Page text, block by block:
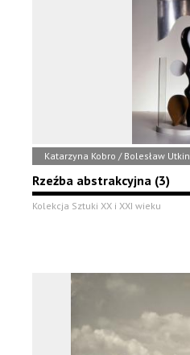
Katarzyna Kobro / Bolesław Utkin
Rzeźba abstrakcyjna (3)
Kolekcja Sztuki XX i XXI wieku